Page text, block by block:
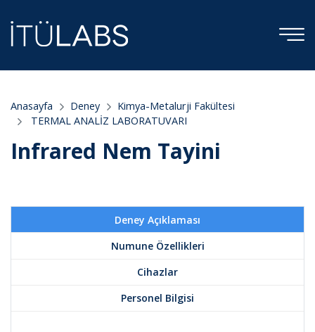
Anasayfa Deney
Kimya-Metalurji Fakültesi
TERMAL ANALİZ LABORATUVARI
Infrared Nem Tayini
Deney Açıklaması
Numune Özellikleri
Cihazlar
Personel Bilgisi